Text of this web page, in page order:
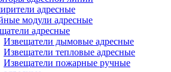
адресные
модули адресные
адресные
Извещатели дымовые адресные
Извещатели тепловые адресные
Извещатели пожарные ручные